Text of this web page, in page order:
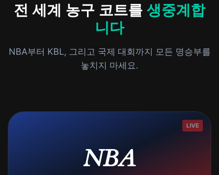
전 세계 농구 코트를 생중계합
니다
NBA부터 KBL, 그리고 국제 대회까지 모든 명승부를
놓치지 마세요.
NBA
LIVE